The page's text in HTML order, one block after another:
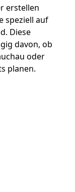
erstellen
speziell auf
Diese
davon, ob
oder
planen.